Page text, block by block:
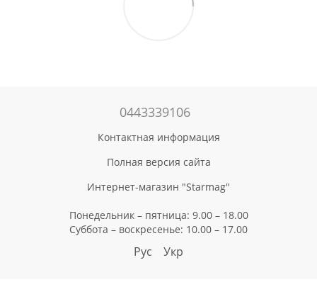
0443339106
Контактная информация
Полная версия сайта
Интернет-магазин "Starmag"
Понедельник – пятница: 9.00 – 18.00
Суббота – воскресенье: 10.00 – 17.00
Рус Укр